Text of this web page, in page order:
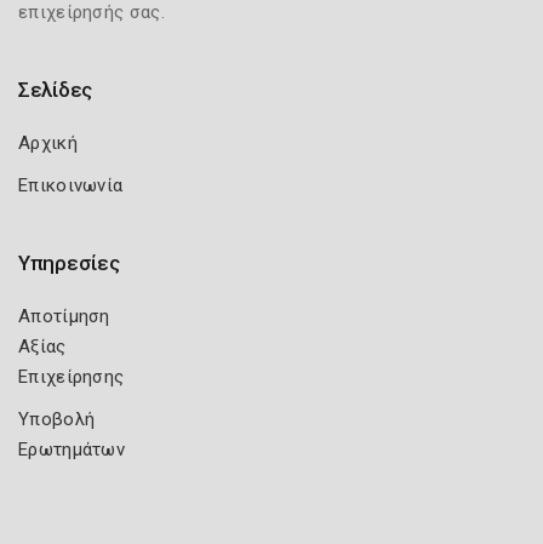
επιχείρησής σας.
Σελίδες
Αρχική
Επικοινωνία
Υπηρεσίες
Αποτίμηση
Αξίας
Επιχείρησης
Υποβολή
Ερωτημάτων